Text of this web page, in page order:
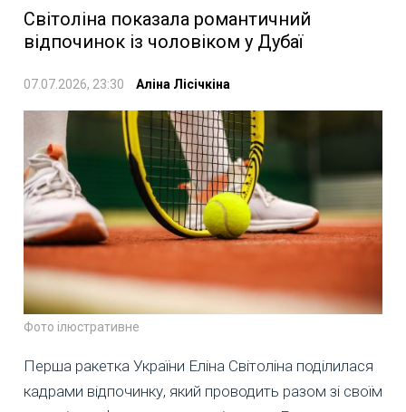
Світоліна показала романтичний
відпочинок із чоловіком у Дубаї
07.07.2026, 23:30 Аліна Лісічкіна
Фото ілюстративне
Перша ракетка України Еліна Світоліна поділилася
кадрами відпочинку, який проводить разом зі своїм